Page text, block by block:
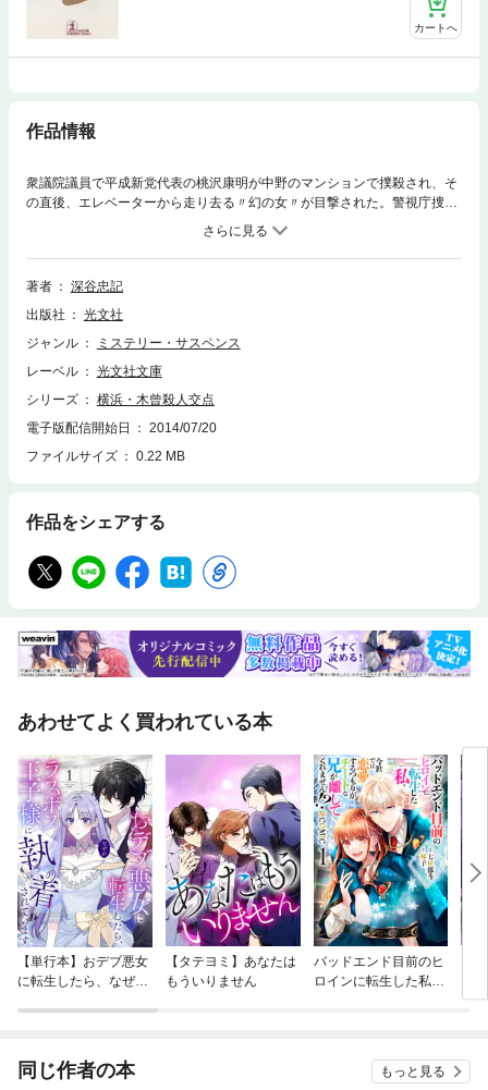
カートへ
作品情報
衆議院議員で平成新党代表の桃沢康明が中野のマンションで撲殺され、そ
の直後、エレベーターから走り去る〃幻の女〃が目撃された。警視庁捜査
一課警部補・宇津木冬彦は女の正体を追うが捜査は難航した。８カ月後、
東京・八王子で毒殺事件が発生。代議士殺人事件と八王子の事件との接点
に再び幻の女の影が！ 意表を突く展開、驚愕の結末！ 本格推理の真骨
頂！（『東京・上海二重交点の謎』改題）
著者
深谷忠記
出版社
光文社
ジャンル
ミステリー・サスペンス
レーベル
光文社文庫
シリーズ
横浜・木曾殺人交点
電子版配信開始日
2014/07/20
ファイルサイズ
0.22 MB
作品をシェアする
あわせてよく買われている本
【単行本】おデブ悪女
に転生したら、なぜか
【タテヨミ】あなたは
もういりません
バッドエンド目前のヒ
ロインに転生した私、
同じ作者の本 もっと見る